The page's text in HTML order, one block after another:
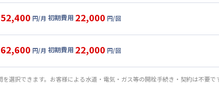
24,000円/月 (800円/日) (税抜)
20,000円/回 (税抜)
:
数料 : 5,000円/回 (税抜)
円/月 (3,300円/日)
24,000円/月 (800円/日) (税抜)
20,000円/回 (税抜)
:
24,000円/月 (800円/日)
円/月 初期費用 22,000 円/回
円/月 (3,400円/日)
24,000円/月 (800円/日) (税抜)
15,000円/回 (税抜)
円/月 初期費用 22,000 円/回
安(30日利用)
選択できます。お客様による水道・電気・ガス等の開栓手続き・契約は不要で